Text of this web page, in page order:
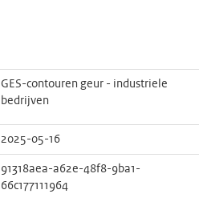
GES-contouren geur - industriele
bedrijven
2025-05-16
91318aea-a62e-48f8-9ba1-
66c177111964